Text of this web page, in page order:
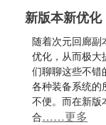
新版本新优化
随着次元回廊副
优化，从而极大
们聊聊这些不错
各种装备系统的
不便。而在新版
合……更多